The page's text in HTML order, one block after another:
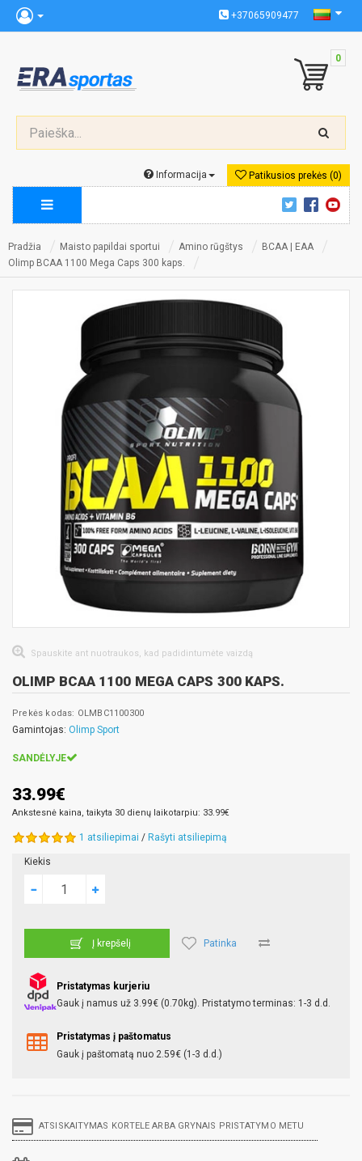
+37065909477
0
Patikusios prekės (0)
Informacija
Pradžia Maisto papildai sportui Amino rūgštys
BCAA | EAA
Olimp BCAA 1100 Mega Caps 300 kaps.
Spauskite ant nuotraukos, kad padidintumėte vaizdą
OLIMP BCAA 1100 MEGA CAPS 300 KAPS.
Prekės kodas: OLMBC1100300
Gamintojas: Olimp Sport
SANDĖLYJE
33.99€
Ankstesnė kaina, taikyta 30 dienų laikotarpiu: 33.99€
1 atsiliepimai / Rašyti atsiliepimą
Kiekis
Į krepšelį Patinka
Pristatymas kurjeriu
Gauk į namus už 3.99€ (0.70kg). Pristatymo terminas: 1-3 d.d.
Pristatymas į paštomatus
Gauk į paštomatą nuo 2.59€ (1-3 d.d.)
ATSISKAITYMAS KORTELE ARBA GRYNAIS PRISTATYMO METU